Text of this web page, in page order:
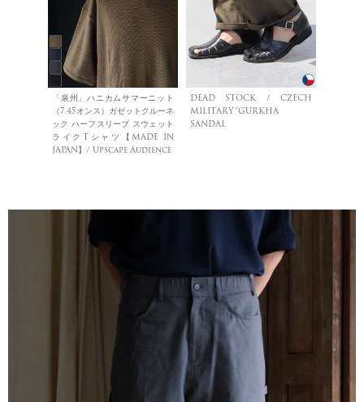
「泉州」ハニカムサマーニット
（7.45オンス）ガゼットクルーネ
ック ハーフスリーブ スウェット
ライクTシャツ【MADE IN
JAPAN】/ Upscape Audience
DEAD STOCK / CZECH
MILITARY”GURKHA
SANDAL